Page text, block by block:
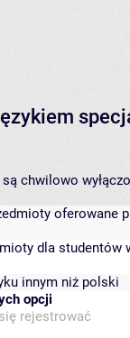
chwilowo
oferowane
dla studentów
innym niż polski
opcji
rejestrować